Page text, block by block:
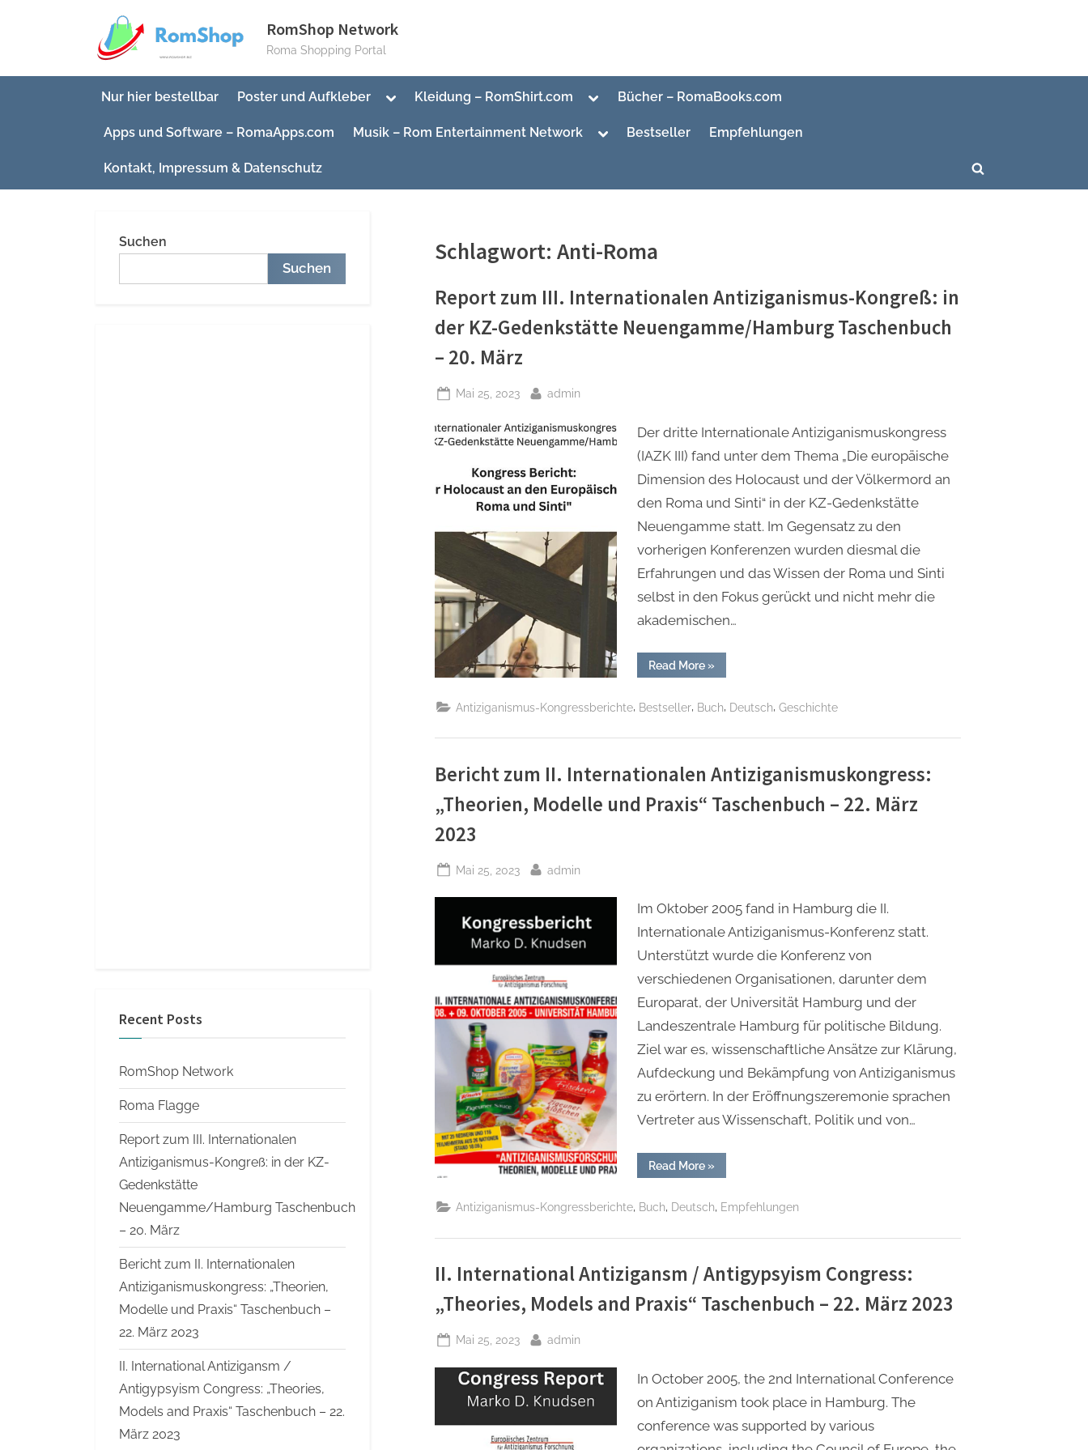
RomShop Network
Roma Shopping Portal
Nur hier bestellbar Poster und Aufkleber
Toggle
menu
Kleidung – RomShirt.com
ToggleBücher – RomaBooks.com
Apps und Software – RomaApps.com Musik – Rom Entertainment Network
Toggle
Toggle
Bestseller Empfehlungen
Kontakt, Impressum & Datenschutz
Toggle
Schlagwort: Anti-Roma
Report zum III. Internationalen Antiziganismus-Kongreß: in
der KZ-Gedenkstätte Neuengamme/Hamburg Taschenbuch
– 20. März
Posted
Mai 25, 2023 By
admin
Der dritte Internationale Antiziganismuskongress
(IAZK III) fand unter dem Thema „Die europäische
Dimension des Holocaust und der Völkermord an
den Roma und Sinti“ in der KZ-Gedenkstätte
Neuengamme statt. Im Gegensatz zu den
vorherigen Konferenzen wurden diesmal die
Erfahrungen und das Wissen der Roma und Sinti
selbst in den Fokus gerückt und nicht mehr die
akademischen…
Read More“Report
zum
Antiziganismus-
Gedenkstätte
Neuengamme/Hamburg Taschenbuch
20.
März”
»
Antiziganismus-Kongressberichte Bestseller Buch Deutsch Geschichte
Bericht zum II. Internationalen Antiziganismuskongress:
„Theorien, Modelle und Praxis“ Taschenbuch – 22. März
2023
Posted
Mai 25, 2023 By
admin
Im Oktober 2005 fand in Hamburg die II.
Internationale Antiziganismus-Konferenz statt.
Unterstützt wurde die Konferenz von
verschiedenen Organisationen, darunter dem
Europarat, der Universität Hamburg und der
Landeszentrale Hamburg für politische Bildung.
Ziel war es, wissenschaftliche Ansätze zur Klärung,
Aufdeckung und Bekämpfung von Antiziganismus
zu erörtern. In der Eröffnungszeremonie sprachen
Vertreter aus Wissenschaft, Politik und von…
Read More“Bericht
zum
Antiziganismuskongress:
–
22.
2023”
»
Antiziganismus-Kongressberichte Buch Deutsch Empfehlungen
II. International Antizigansm / Antigypsyism Congress:
„Theories, Models and Praxis“ Taschenbuch – 22. März 2023
Posted
Mai 25, 2023 By
admin
In October 2005, the 2nd International Conference
on Antiziganism took place in Hamburg. The
conference was supported by various
Suchen
Suchen
Recent Posts
RomShop Network
Roma Flagge
Report zum III. Internationalen
Antiziganismus-Kongreß: in der KZ-
Gedenkstätte
Neuengamme/Hamburg Taschenbuch
– 20. März
Bericht zum II. Internationalen
Antiziganismuskongress: „Theorien,
Modelle und Praxis“ Taschenbuch –
22. März 2023
II. International Antizigansm /
Antigypsyism Congress: „Theories,
Models and Praxis“ Taschenbuch – 22.
März 2023